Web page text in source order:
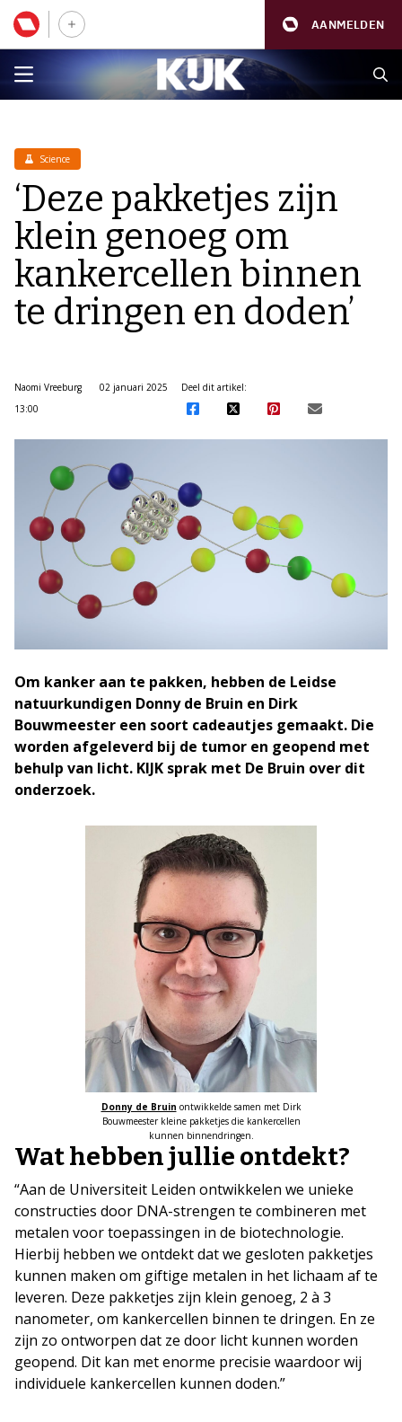
AANMELDEN
Science
‘Deze pakketjes zijn
klein genoeg om
kankercellen binnen
te dringen en doden’
Naomi Vreeburg
02 januari 2025
13:00
Deel dit artikel:
Om kanker aan te pakken, hebben de Leidse
natuurkundigen Donny de Bruin en Dirk
Bouwmeester een soort cadeautjes gemaakt. Die
worden afgeleverd bij de tumor en geopend met
behulp van licht. KIJK sprak met De Bruin over dit
onderzoek.
Donny de Bruin ontwikkelde samen met Dirk
Bouwmeester kleine pakketjes die kankercellen
kunnen binnendringen.
Wat hebben jullie ontdekt?
“Aan de Universiteit Leiden ontwikkelen we unieke
constructies door DNA-strengen te combineren met
metalen voor toepassingen in de biotechnologie.
Hierbij hebben we ontdekt dat we gesloten pakketjes
kunnen maken om giftige metalen in het lichaam af te
leveren. Deze pakketjes zijn klein genoeg, 2 à 3
nanometer, om kankercellen binnen te dringen. En ze
zijn zo ontworpen dat ze door licht kunnen worden
geopend. Dit kan met enorme precisie waardoor wij
individuele kankercellen kunnen doden.”